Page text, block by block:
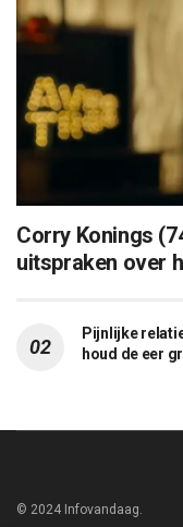
Corry Konings
uitspraken over
Pijnlijke
houd de eer
© 2024 Infovandaag.